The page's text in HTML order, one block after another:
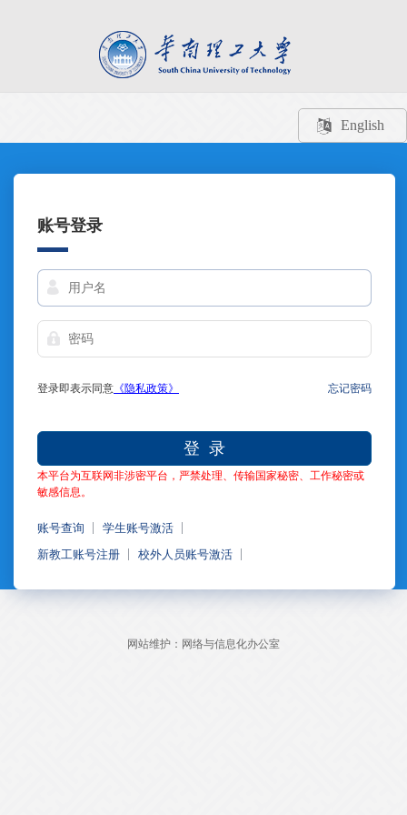
English
账号登录
登录即表示同意 《隐私政策》 忘记密码
登 录
本平台为互联网非涉密平台，严禁处理、传输国家秘密、工作秘密或
敏感信息。
账号查询
学生账号激活
新教工账号注册
校外人员账号激活
网站维护：网络与信息化办公室